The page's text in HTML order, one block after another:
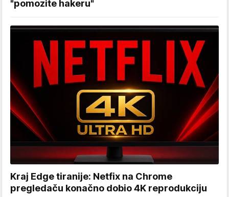
"pomozite hakeru"
Kraj Edge tiranije: Netfix na Chrome
pregledaču konačno dobio 4K reprodukciju